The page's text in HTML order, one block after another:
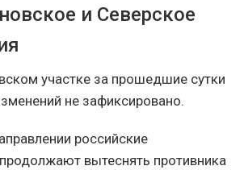
и Северское
участке за прошедшие сутки
не зафиксировано.
российские
вытеснять противника